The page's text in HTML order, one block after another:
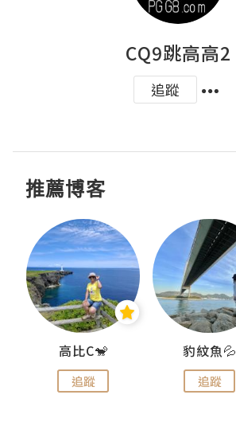
CQ9跳高高2
追蹤
推薦博客
高比C🐒
追蹤
豹紋魚💦
追蹤